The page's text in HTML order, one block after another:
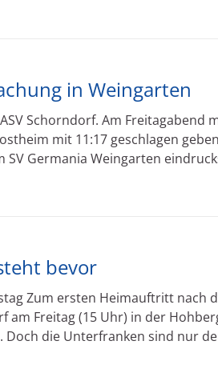
in Weingarten
Schorndorf. Am Freitagabend
mit 11:17 geschlagen
Germania Weingarten
bevor
Zum ersten Heimauftritt nach
am Freitag (15 Uhr) in der
Doch die Unterfranken sind nur